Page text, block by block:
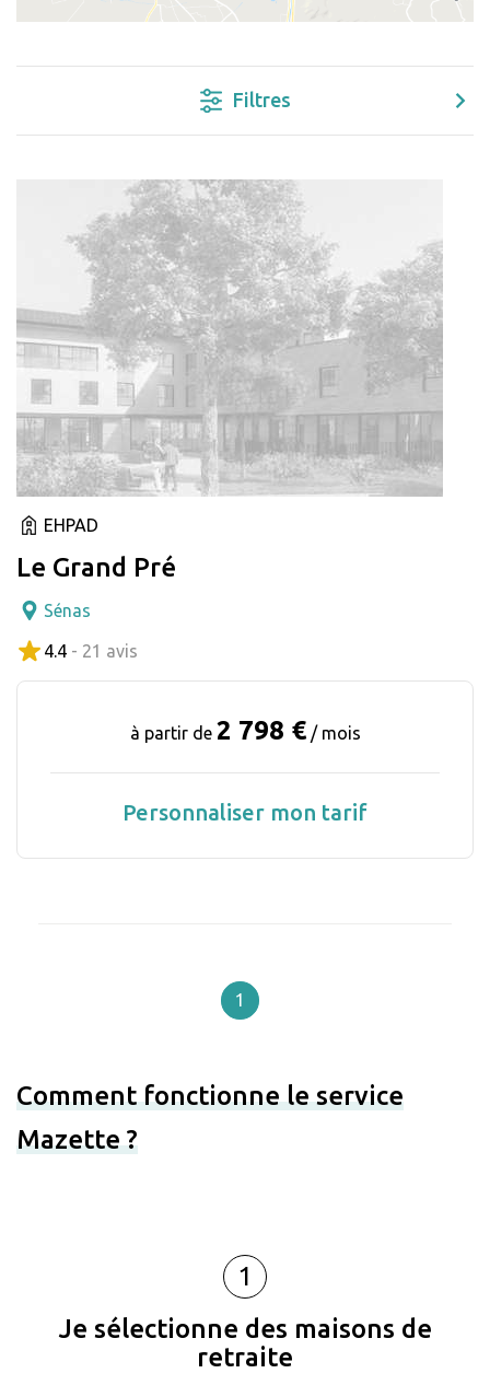
Filtres
EHPAD
Le Grand Pré
Sénas
4.4 - 21 avis
à partir de 2 798 € / mois
Personnaliser mon tarif
1
Comment fonctionne le service
Mazette ?
1
Je sélectionne des maisons de
retraite